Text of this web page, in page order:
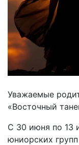
Уважаемые
«Восточный
С 30 июня по 13
юниорских